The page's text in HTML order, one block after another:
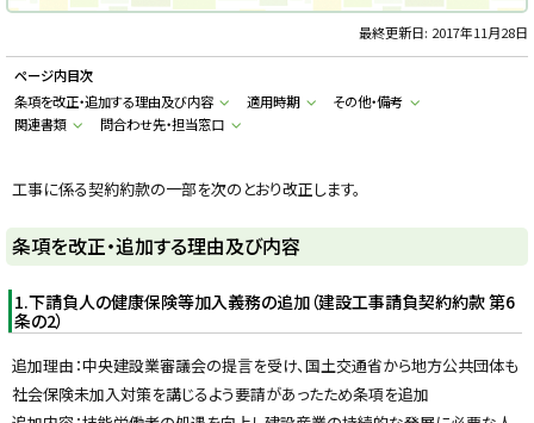
k
i
d
o
F
u
a
a
c
i
y
最終更新日: 2017年11月28日
ページ内目次
条項を改正・追加する理由及び内容
適用時期
その他・備考
関連書類
問合わせ先・担当窓口
工事に係る契約約款の一部を次のとおり改正します。
条項を改正・追加する理由及び内容
1.下請負人の健康保険等加入義務の追加（建設工事請負契約約款 第6
条の2）
追加理由：中央建設業審議会の提言を受け、国土交通省から地方公共団体も
社会保険未加入対策を講じるよう要請があったため条項を追加